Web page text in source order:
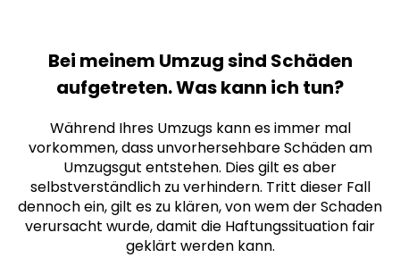
Bei meinem Umzug sind Schäden
aufgetreten. Was kann ich tun?
Während Ihres Umzugs kann es immer mal
vorkommen, dass unvorhersehbare Schäden am
Umzugsgut entstehen. Dies gilt es aber
selbstverständlich zu verhindern. Tritt dieser Fall
dennoch ein, gilt es zu klären, von wem der Schaden
verursacht wurde, damit die Haftungssituation fair
geklärt werden kann.